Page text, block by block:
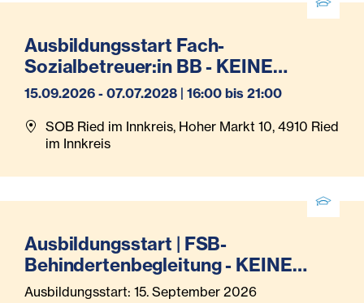
Ausbildungsstart Fach-
Sozialbetreuer:in BB - KEINE
Anmeldung mehr möglich!
15.09.2026 - 07.07.2028 | 16:00 bis 21:00
SOB Ried im Innkreis, Hoher Markt 10, 4910 Ried
im Innkreis
Ausbildungsstart | FSB-
Behindertenbegleitung - KEINE
Anmeldung mehr möglich!
Ausbildungsstart: 15. September 2026